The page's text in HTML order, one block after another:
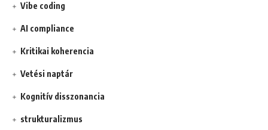
Vibe coding
AI compliance
Kritikai koherencia
Vetési naptár
Kognitív disszonancia
strukturalizmus